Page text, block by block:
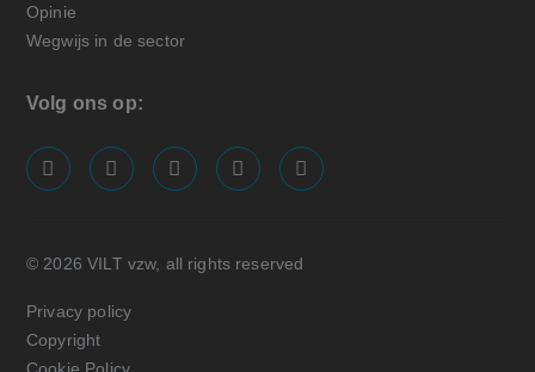
Opinie
Wegwijs in de sector
Volg ons op:
screenreader.visit us on our facebook page: https://
screenreader.visit us on our linkedin page:
screenreader.visit us on our
screenreader.visit us on our x
screenreader.visit us on
© 2026 VILT vzw, all rights reserved
Privacy policy
Copyright
Cookie Policy